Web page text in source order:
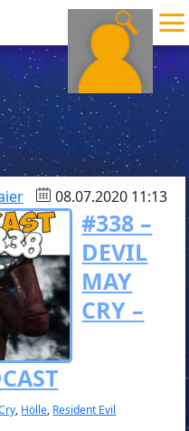
08.07.2020 11:13
#338 –
DEVIL
MAY
CRY –
, Hölle, Resident Evil